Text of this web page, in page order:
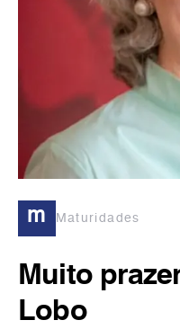
m Maturidades
Muito
Lobo